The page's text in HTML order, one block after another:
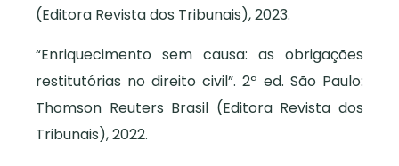
(Editora Revista dos Tribunais), 2023.
“Enriquecimento sem causa: as obrigações
restitutórias no direito civil”. 2ª ed. São Paulo:
Thomson Reuters Brasil (Editora Revista dos
Tribunais), 2022.